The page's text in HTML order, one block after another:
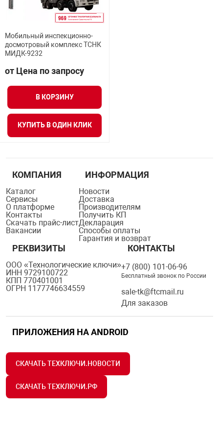
решения
установки
оборудование
управления
и аналитики
объектов
Мобильный инспекционно-
досмотровый комплекс ТСНК
МИДК-9232
от Цена по запросу
В КОРЗИНУ
КУПИТЬ В ОДИН КЛИК
КОМПАНИЯ
Каталог
Сервисы
О платформе
Контакты
Скачать прайс-лист
Вакансии
ИНФОРМАЦИЯ
Новости
Доставка
Производителям
Получить КП
Декларация
Способы оплаты
Гарантия и возврат
РЕКВИЗИТЫ
ООО «Технологические ключи»
ИНН 9729100722
КПП 770401001
ОГРН 1177746634559
КОНТАКТЫ
+7 (800) 101-06-96
Бесплатный звонок по России
sale-tk@ftcmail.ru
Для заказов
ПРИЛОЖЕНИЯ НА ANDROID
СКАЧАТЬ ТЕХКЛЮЧИ.НОВОСТИ
СКАЧАТЬ ТЕХКЛЮЧИ.РФ